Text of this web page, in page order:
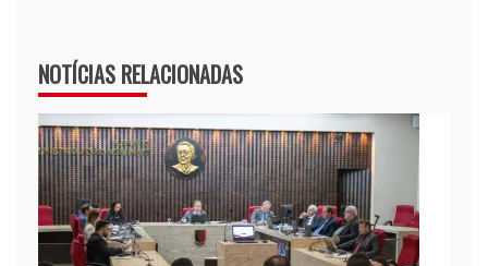
NOTÍCIAS RELACIONADAS